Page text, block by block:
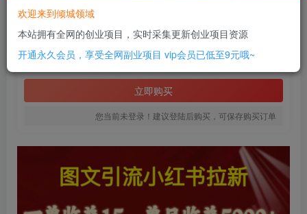
此内容为付费资源，请付费后查看
￥18
SVIP全站会员免费
立即购买
您当前未登录！建议登陆后购买，可保存购买订单
欢迎来到倾城领域
本站拥有全网的创业项目，实时采集更新创业项目资源
开通永久会员，享受全网副业项目 vip会员已低至9元哦~